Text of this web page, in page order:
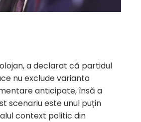
a declarat că partidul
nu exclude varianta
anticipate, însă a
scenariu este unul puțin
context politic din